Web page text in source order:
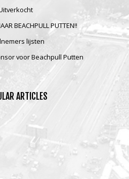
BEACHPULL PUTTEN!!
lijsten
voor Beachpull Putten
ARTICLES